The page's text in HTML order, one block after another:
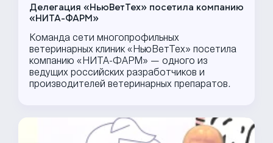
Делегация «НьюВетТех» посетила компанию
«НИТА-ФАРМ»
Команда сети многопрофильных
ветеринарных клиник «НьюВетТех» посетила
компанию «НИТА-ФАРМ» — одного из
ведущих российских разработчиков и
производителей ветеринарных препаратов.